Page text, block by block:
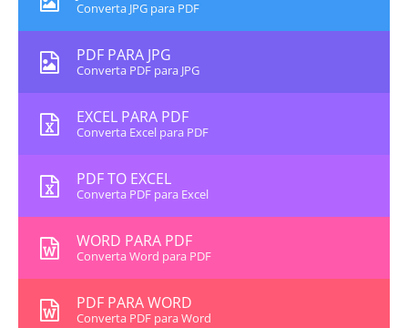
Converta JPG para PDF
PDF PARA JPG
Converta PDF para JPG
EXCEL PARA PDF
Converta Excel para PDF
PDF TO EXCEL
Converta PDF para Excel
WORD PARA PDF
Converta Word para PDF
PDF PARA WORD
Converta PDF para Word